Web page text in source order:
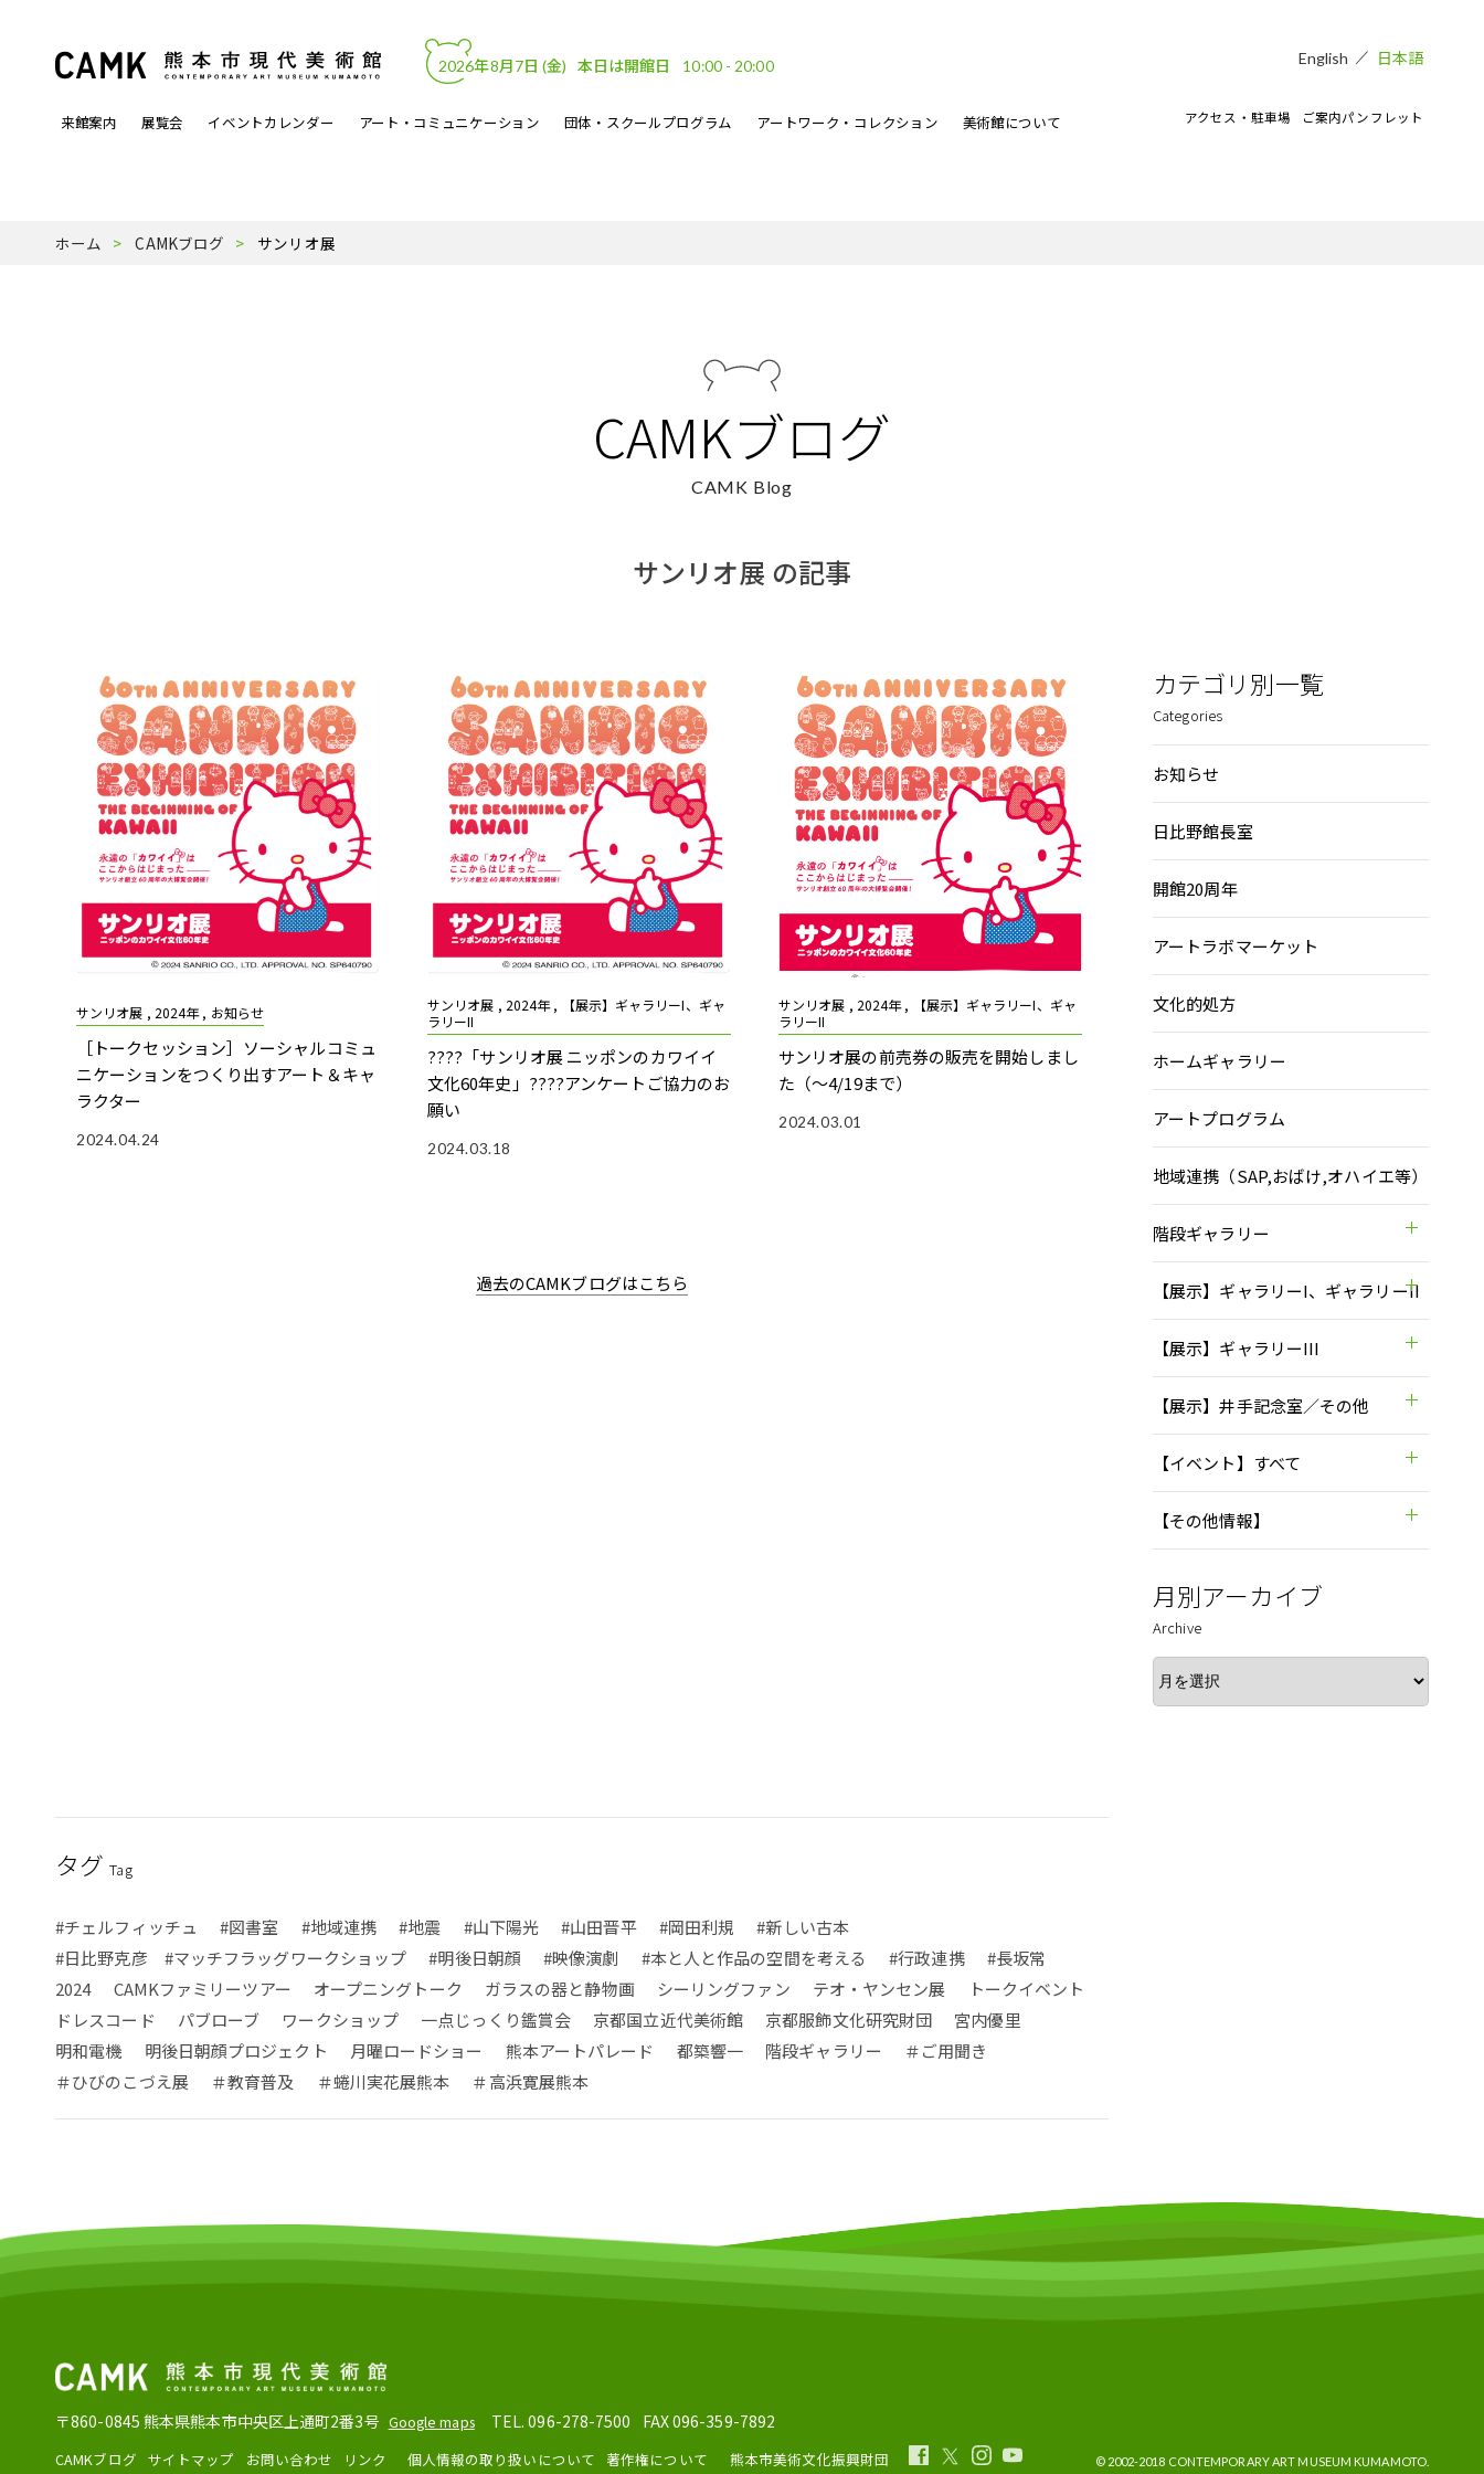
2026年8月7日 (金) 本日は開館日 10:00 - 20:00
来館案内 展覧会 イベントカレンダー アート・コミュニケーション 団体・スクールプログラム アートワーク・コレクション 美術館について
English 日本語
アクセス・駐車場 ご案内パンフレット
ホーム CAMKブログ サンリオ展
CAMKブログ
CAMK Blog
サンリオ展 の記事
サンリオ展 , 2024年 , お知らせ
［トークセッション］ソーシャルコミュ
ニケーションをつくり出すアート＆キャ
ラクター
2024.04.24
サンリオ展 , 2024年 , 【展示】ギャラリーI、ギャ
ラリーII
????「サンリオ展 ニッポンのカワイイ
文化60年史」????アンケートご協力のお
願い
2024.03.18
サンリオ展 , 2024年 , 【展示】ギャラリーI、ギャ
ラリーII
サンリオ展の前売券の販売を開始しまし
た（～4/19まで）
2024.03.01
過去のCAMKブログはこちら
カテゴリ別一覧
Categories
お知らせ
日比野館長室
開館20周年
アートラボマーケット
文化的処方
ホームギャラリー
アートプログラム
地域連携（SAP,おばけ,オハイエ等）
階段ギャラリー
【展示】ギャラリーI、ギャラリーII
【展示】ギャラリーIII
【展示】井手記念室／その他
【イベント】すべて
【その他情報】
月別アーカイブ
Archive
タグTag
#チェルフィッチュ #図書室 #地域連携 #地震 #山下陽光 #山田晋平 #岡田利規
#新しい古本
#日比野克彦 #マッチフラッグワークショップ
#明後日朝顔 #映像演劇 #本と人と作品の空間を考える #行政連携
#長坂常
2024
CAMKファミリーツアー オープニングトーク ガラスの器と静物画 シーリングファン テオ・ヤンセン展
トークイベント
ドレスコード
パブローブ ワークショップ 一点じっくり鑑賞会 京都国立近代美術館 京都服飾文化研究財団
宮内優里
明和電機
明後日朝顔プロジェクト 月曜ロードショー 熊本アートパレード 都築響一 階段ギャラリー
＃ご用聞き
＃ひびのこづえ展
＃教育普及 ＃蜷川実花展熊本 ＃高浜寛展熊本
〒860-0845 熊本県熊本市中央区上通町2番3号 Google maps TEL. 096-278-7500 FAX 096-359-7892
CAMKブログ サイトマップ お問い合わせ リンク 個人情報の取り扱いについて 著作権について 熊本市美術文化振興財団 © 2002-2018 CONTEMPORARY ART MUSEUM KUMAMOTO.